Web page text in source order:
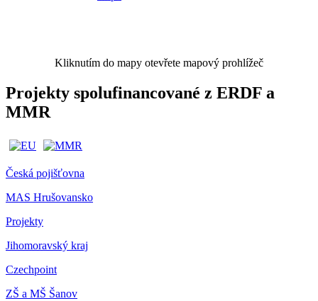
Kliknutím do mapy otevřete mapový prohlížeč
Projekty spolufinancované z ERDF a
MMR
Česká pojišťovna
MAS Hrušovansko
Projekty
Jihomoravský kraj
Czechpoint
ZŠ a MŠ Šanov